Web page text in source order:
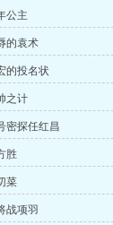
公主
的袁术
的投名状
之计
密探任红昌
胜
菜
战项羽